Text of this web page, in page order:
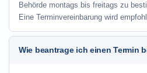
Behörde montags bis freitags zu
Eine Terminvereinbarung wird
Wie beantrage ich einen Termin